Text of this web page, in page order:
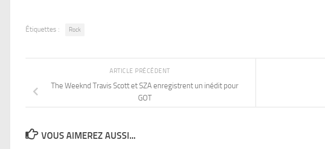
Étiquettes : Rock
ARTICLE PRÉCÉDENT
The Weeknd Travis Scott et SZA enregistrent un inédit pour
GOT
VOUS AIMEREZ AUSSI...